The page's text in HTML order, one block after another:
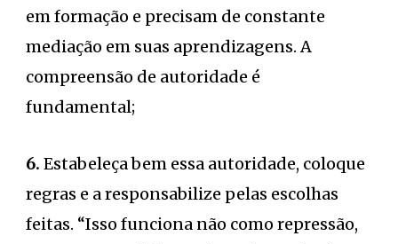
em formação e precisam de constante
mediação em suas aprendizagens. A
compreensão de autoridade é
fundamental;
6. Estabeleça bem essa autoridade, coloque
regras e a responsabilize pelas escolhas
feitas. “Isso funciona não como repressão,